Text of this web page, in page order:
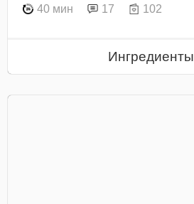
40 мин 17 102
Ингредиенты